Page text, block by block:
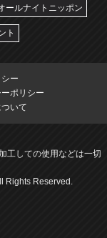
ールナイトニッポン
ト
ー
ポリシー
いて
工しての使用などは一切
Rights Reserved.